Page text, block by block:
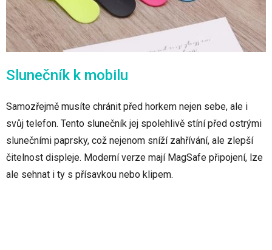
Slunečník k mobilu
Samozřejmě musíte chránit před horkem nejen sebe, ale i
svůj telefon. Tento slunečník jej spolehlivě stíní před ostrými
slunečními paprsky, což nejenom sníží zahřívání, ale zlepší
čitelnost displeje. Moderní verze mají MagSafe připojení, lze
ale sehnat i ty s přísavkou nebo klipem.